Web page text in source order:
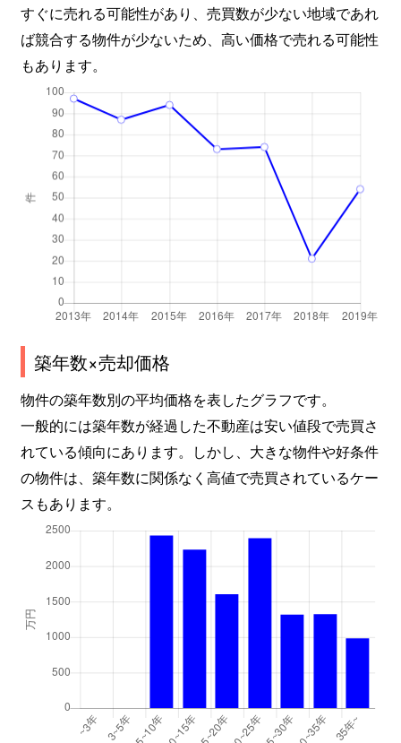
すぐに売れる可能性があり、売買数が少ない地域であれ
ば競合する物件が少ないため、高い価格で売れる可能性
もあります。
築年数×売却価格
物件の築年数別の平均価格を表したグラフです。
一般的には築年数が経過した不動産は安い値段で売買さ
れている傾向にあります。しかし、大きな物件や好条件
の物件は、築年数に関係なく高値で売買されているケー
スもあります。